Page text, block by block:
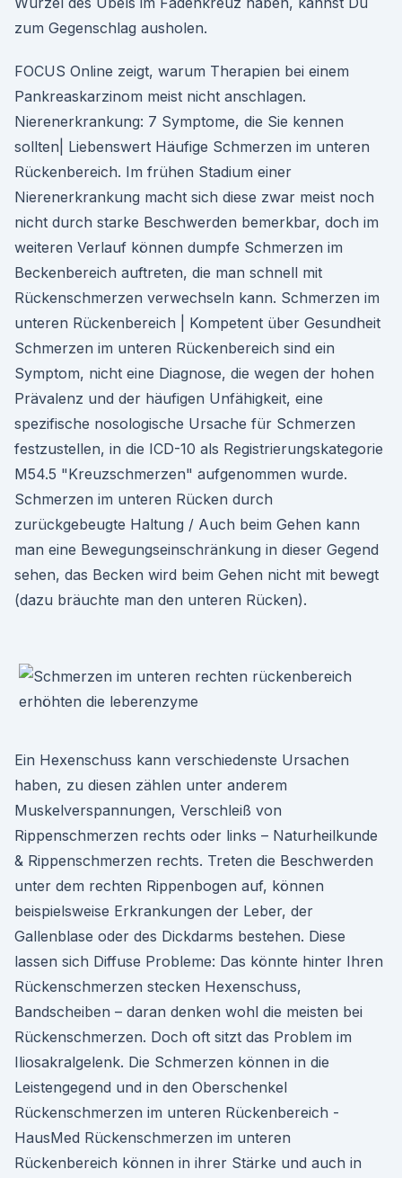
zum Gegenschlag ausholen.
FOCUS Online zeigt, warum Therapien bei einem
Pankreaskarzinom meist nicht anschlagen.
Nierenerkrankung: 7 Symptome, die Sie kennen
sollten| Liebenswert Häufige Schmerzen im unteren
Rückenbereich. Im frühen Stadium einer
Nierenerkrankung macht sich diese zwar meist noch
nicht durch starke Beschwerden bemerkbar, doch im
weiteren Verlauf können dumpfe Schmerzen im
Beckenbereich auftreten, die man schnell mit
Rückenschmerzen verwechseln kann. Schmerzen im
unteren Rückenbereich | Kompetent über Gesundheit
Schmerzen im unteren Rückenbereich sind ein
Symptom, nicht eine Diagnose, die wegen der hohen
Prävalenz und der häufigen Unfähigkeit, eine
spezifische nosologische Ursache für Schmerzen
festzustellen, in die ICD-10 als Registrierungskategorie
M54.5 "Kreuzschmerzen" aufgenommen wurde.
Schmerzen im unteren Rücken durch
zurückgebeugte Haltung / Auch beim Gehen kann
man eine Bewegungseinschränkung in dieser Gegend
sehen, das Becken wird beim Gehen nicht mit bewegt
(dazu bräuchte man den unteren Rücken).
Ein Hexenschuss kann verschiedenste Ursachen
haben, zu diesen zählen unter anderem
Muskelverspannungen, Verschleiß von
Rippenschmerzen rechts oder links – Naturheilkunde
& Rippenschmerzen rechts. Treten die Beschwerden
unter dem rechten Rippenbogen auf, können
beispielsweise Erkrankungen der Leber, der
Gallenblase oder des Dickdarms bestehen. Diese
lassen sich Diffuse Probleme: Das könnte hinter Ihren
Rückenschmerzen stecken Hexenschuss,
Bandscheiben – daran denken wohl die meisten bei
Rückenschmerzen. Doch oft sitzt das Problem im
Iliosakralgelenk. Die Schmerzen können in die
Leistengegend und in den Oberschenkel
Rückenschmerzen im unteren Rückenbereich -
HausMed Rückenschmerzen im unteren
Rückenbereich können in ihrer Stärke und auch in